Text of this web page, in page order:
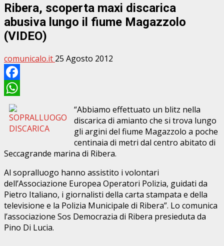
Ribera, scoperta maxi discarica
abusiva lungo il fiume Magazzolo
(VIDEO)
comunicalo.it 25 Agosto 2012
Facebook
WhatsApp
“Abbiamo effettuato un blitz nella
discarica di amianto che si trova lungo
gli argini del fiume Magazzolo a poche
centinaia di metri dal centro abitato di
Seccagrande marina di Ribera.
Al sopralluogo hanno assistito i volontari
dell’Associazione Europea Operatori Polizia, guidati da
Pietro Italiano, i giornalisti della carta stampata e della
televisione e la Polizia Municipale di Ribera”. Lo comunica
l’associazione Sos Democrazia di Ribera presieduta da
Pino Di Lucia.